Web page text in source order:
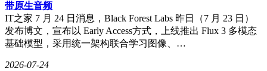
带原生音频
IT之家 7 月 24 日消息，Black Forest Labs 昨日（7 月 23 日）
发布博文，宣布以 Early Access方式，上线推出 Flux 3 多模态
基础模型，采用统一架构联合学习图像、…
2026-07-24